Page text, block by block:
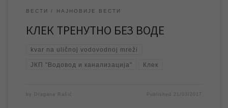
ВЕСТИ НАЈНОВИЈЕ ВЕСТИ
КЛЕК ТРЕНУТНО БЕЗ ВОДЕ
kvar na uličnoj vodovodnoj mreži
ЈКП "Водовод и канализација" Клек
by Dragana Rašić Published 21/03/2017